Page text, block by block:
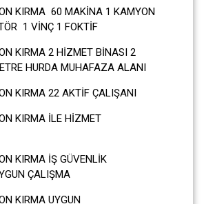
KIRMA 60 MAKİNA 1 KAMYON
1 VİNÇ 1 FOKTİF
KIRMA 2 HİZMET BİNASI 2
HURDA MUHAFAZA ALANI
KIRMA 22 AKTİF ÇALIŞANI
KIRMA İLE HİZMET
KIRMA İŞ GÜVENLİK
ÇALIŞMA
KIRMA UYGUN